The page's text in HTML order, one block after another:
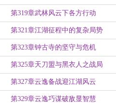
第319章武林风云下各方行动
第321章江湖征程中的复杂局势
第323章钟古寺的坚守与危机
第325章天刀盟与黑衣人之战局
第327章云逸备战迎江湖风云
第329章云逸巧谋破敌显智慧